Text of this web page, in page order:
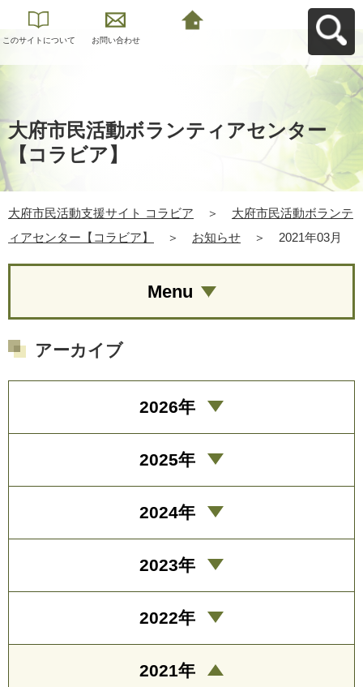
このサイトについて お問い合わせ
大府市民活動ボランティアセンター
【コラビア】
大府市民活動支援サイト コラビア ＞
大府市民活動ボランテ
ィアセンター【コラビア】
＞ お知らせ ＞ 2021年03月
Menu
アーカイブ
2026年
2025年
2024年
2023年
2022年
2021年